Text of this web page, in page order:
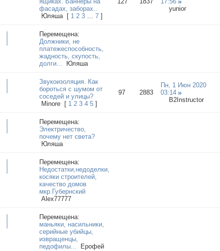
фасадах, заборах..
Юляша
[ 1 2 3 … 7 ]
yunior
Перемещена:
Должники, не
платежеспособность,
жадность, скупость,
долги...
Юляша
Звукоизоляция. Как
бороться с шумом от
соседей и улицы?
Minore
[ 1 2 3 4 5 ]
97 2883
Пн, 1 Июн 2020
03:14
B2Instructor
Перемещена:
Электричество,
почему нет света?
Юляша
Перемещена:
Недостатки,недоделки,
косяки строителей,
качество домов
мкр.Губернский
Aleх77777
Перемещена:
маньяки, насильники,
серийные убийцы,
извращенцы,
педофилы...
Ерофей